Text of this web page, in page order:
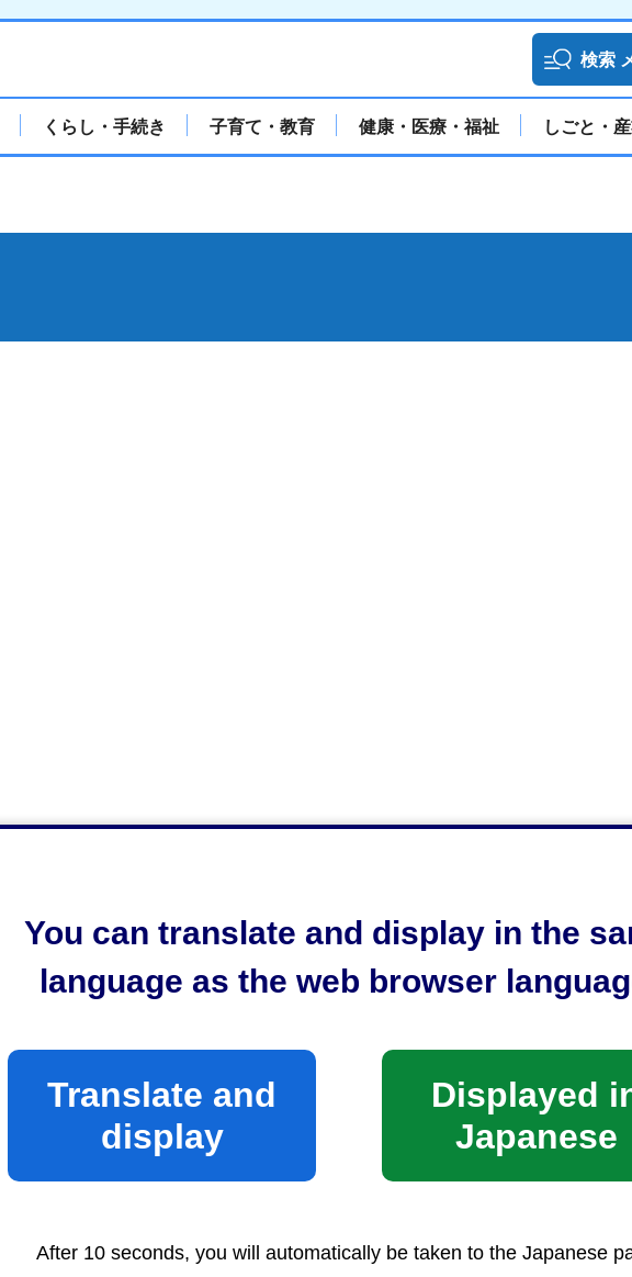
You can translate and display in the
language as the web browser
Translate and
display
Displayed
Japanese
After 10 seconds, you will automatically be taken to the Japanese
検索
くらし・手続き 子育て・教育 健康・医療・福祉 しごと・